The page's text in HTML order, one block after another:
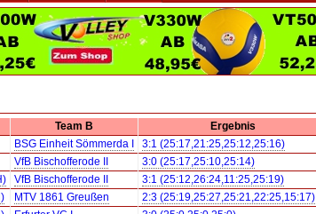
Team B
Ergebnis
BSG Einheit Sömmerda I
3:1 (25:17,21:25,25:12,25:16)
VfB Bischofferode II
3:0 (25:17,25:10,25:14)
VfB Bischofferode II
3:1 (25:12,26:24,11:25,25:19)
MTV 1861 Greußen
2:3 (25:19,25:27,25:21,22:25,15:17)